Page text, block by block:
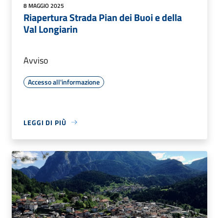
8 MAGGIO 2025
Riapertura Strada Pian dei Buoi e della
Val Longiarin
Avviso
Accesso all'informazione
LEGGI DI PIÙ